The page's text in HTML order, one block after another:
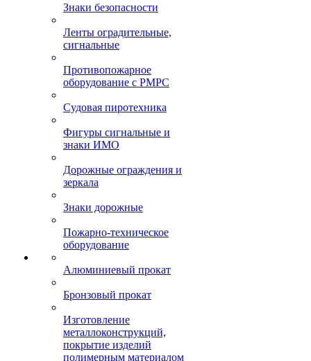
Знаки безопасности
Ленты оградительные,
сигнальные
Противопожарное
оборудование с РМРС
Судовая пиротехника
Фигуры сигнальные и
знаки ИМО
Дорожные ограждения и
зеркала
Знаки дорожные
Пожарно-техническое
оборудование
Алюминиевый прокат
Бронзовый прокат
Изготовление
металлоконструкций,
покрытие изделий
полимерным материалом